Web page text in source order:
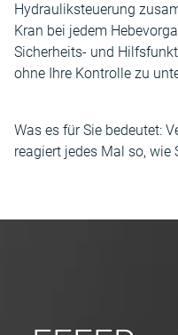
Hydrauliksteuerung
Kran bei jedem
Sicherheits- und
ohne Ihre Kontrolle zu
Was es für Sie bedeutet:
reagiert jedes Mal so, wie